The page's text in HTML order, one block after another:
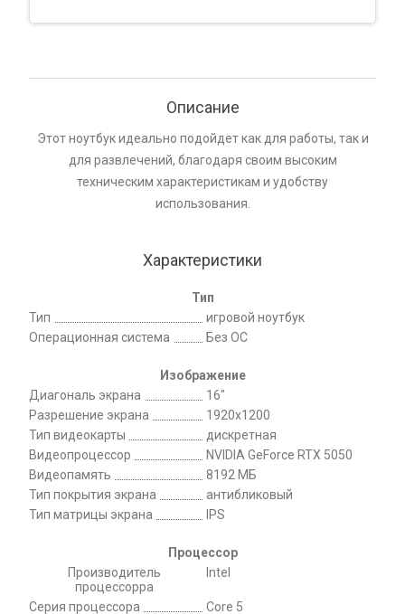
Описание
Этот ноутбук идеально подойдет как для работы, так и
для развлечений, благодаря своим высоким
техническим характеристикам и удобству
использования.
Характеристики
Тип
Тип
игровой ноутбук
Операционная система
Без ОС
Изображение
Диагональ экрана
16"
Разрешение экрана
1920x1200
Тип видеокарты
дискретная
Видеопроцессор
NVIDIA GeForce RTX 5050
Видеопамять
8192 МБ
Тип покрытия экрана
антибликовый
Тип матрицы экрана
IPS
Процессор
Производитель
процессорра
Intel
Серия процессора
Core 5